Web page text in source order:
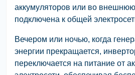
аккумуляторов или во внешнюю
подключена к общей
Вечером или ночью, когда
энергии прекращается,
переключается на питание от